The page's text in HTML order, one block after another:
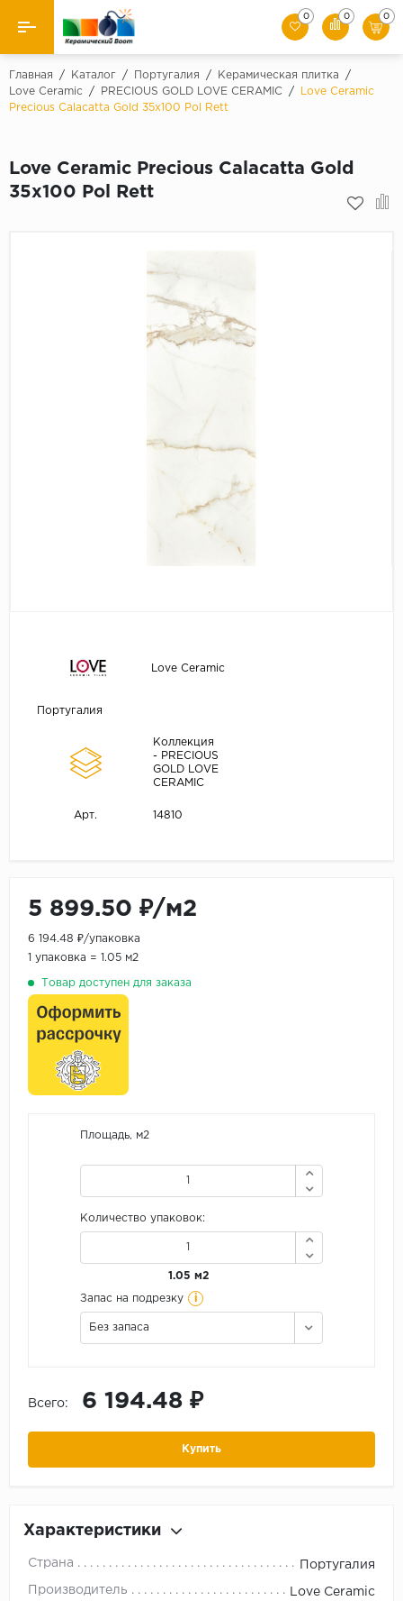
Назад
Производители
Керамогранит
Искусственный камень
0 0 0
Главная / Каталог / Португалия / Керамическая плитка
/
Love Ceramic
/ PRECIOUS GOLD LOVE CERAMIC /
Love Ceramic
Precious Calacatta Gold 35х100 Pol Rett
Love Ceramic Precious Calacatta Gold
35х100 Pol Rett
Love Ceramic
Португалия
Коллекция
- PRECIOUS
GOLD LOVE
CERAMIC
Арт. 14810
5 899.50 ₽/м2
6 194.48 ₽/упаковка
1 упаковка = 1.05 м2
Товар доступен для заказа
Площадь, м2
Количество упаковок:
1.05 м2
Запас на подрезку i
Без запаса
Всего: 6 194.48 ₽
Купить
Характеристики
Страна Португалия
Производитель Love Ceramic